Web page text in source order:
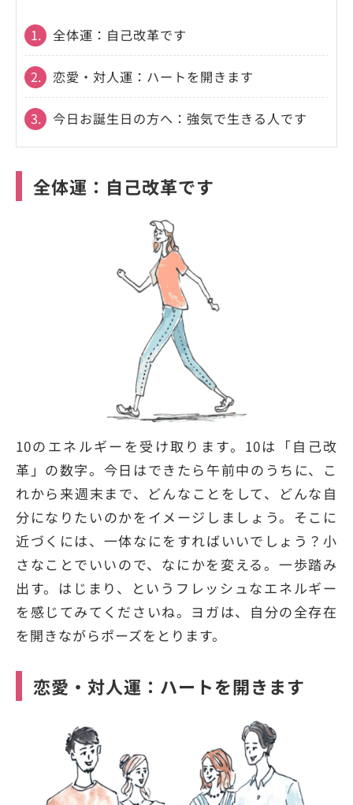
1. 全体運：自己改革です
2. 恋愛・対人運：ハートを開きます
3. 今日お誕生日の方へ：強気で生きる人です
全体運：自己改革です
10のエネルギーを受け取ります。10は「自己改
革」の数字。今日はできたら午前中のうちに、こ
れから来週末まで、どんなことをして、どんな自
分になりたいのかをイメージしましょう。そこに
近づくには、一体なにをすればいいでしょう？小
さなことでいいので、なにかを変える。一歩踏み
出す。はじまり、というフレッシュなエネルギー
を感じてみてくださいね。ヨガは、自分の全存在
を開きながらポーズをとります。
恋愛・対人運：ハートを開きます